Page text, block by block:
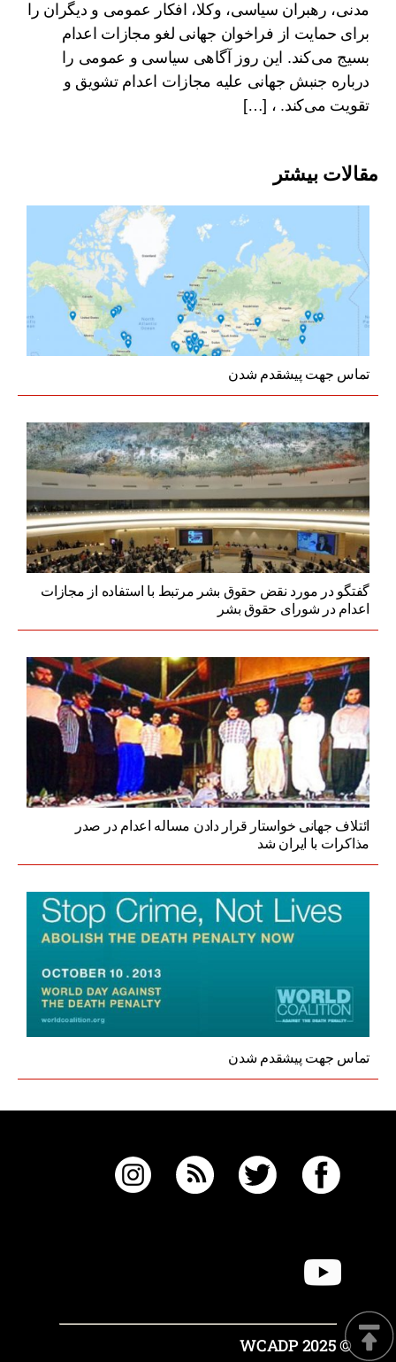
مدنی، رهبران سیاسی، وکلا، افکار عمومی و دیگران را
برای حمایت از فراخوان جهانی لغو مجازات اعدام
بسیج می‌کند. این روز آگاهی سیاسی و عمومی را
درباره جنبش جهانی علیه مجازات اعدام تشویق و
تقویت می‌کند. ، […]
مقالات بیشتر
تماس جهت پیشقدم شدن
گفتگو در مورد نقض حقوق بشر مرتبط با استفاده از مجازات
اعدام در شورای حقوق بشر
ائتلاف جهانی خواستار قرار دادن مساله‌ اعدام در صدر
مذاكرات با ایران شد
تماس جهت پیشقدم شدن
© 2025 WCADP